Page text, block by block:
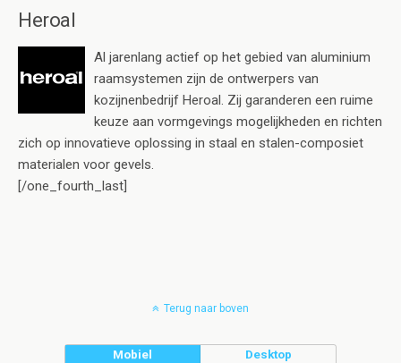
Heroal
Al jarenlang actief op het gebied van aluminium
raamsystemen zijn de ontwerpers van
kozijnenbedrijf Heroal. Zij garanderen een ruime
keuze aan vormgevings mogelijkheden en richten
zich op innovatieve oplossing in staal en stalen-composiet
materialen voor gevels.
[/one_fourth_last]
Terug naar boven
Mobiel Desktop